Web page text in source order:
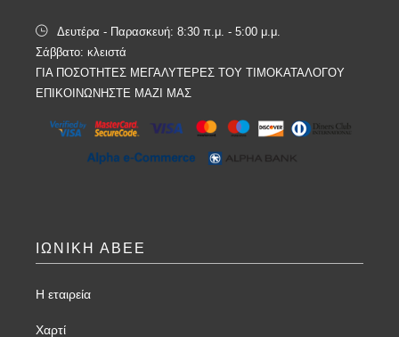
Δευτέρα - Παρασκευή: 8:30 π.μ. - 5:00 μ.μ.
Σάββατο: κλειστά
ΓΙΑ ΠΟΣΟΤΗΤΕΣ ΜΕΓΑΛΥΤΕΡΕΣ ΤΟΥ ΤΙΜΟΚΑΤΑΛΟΓΟΥ
ΕΠΙΚΟΙΝΩΝΗΣΤΕ ΜΑΖΙ ΜΑΣ
ΙΩΝΙΚΗ ΑΒΕΕ
Η εταιρεία
Χαρτί